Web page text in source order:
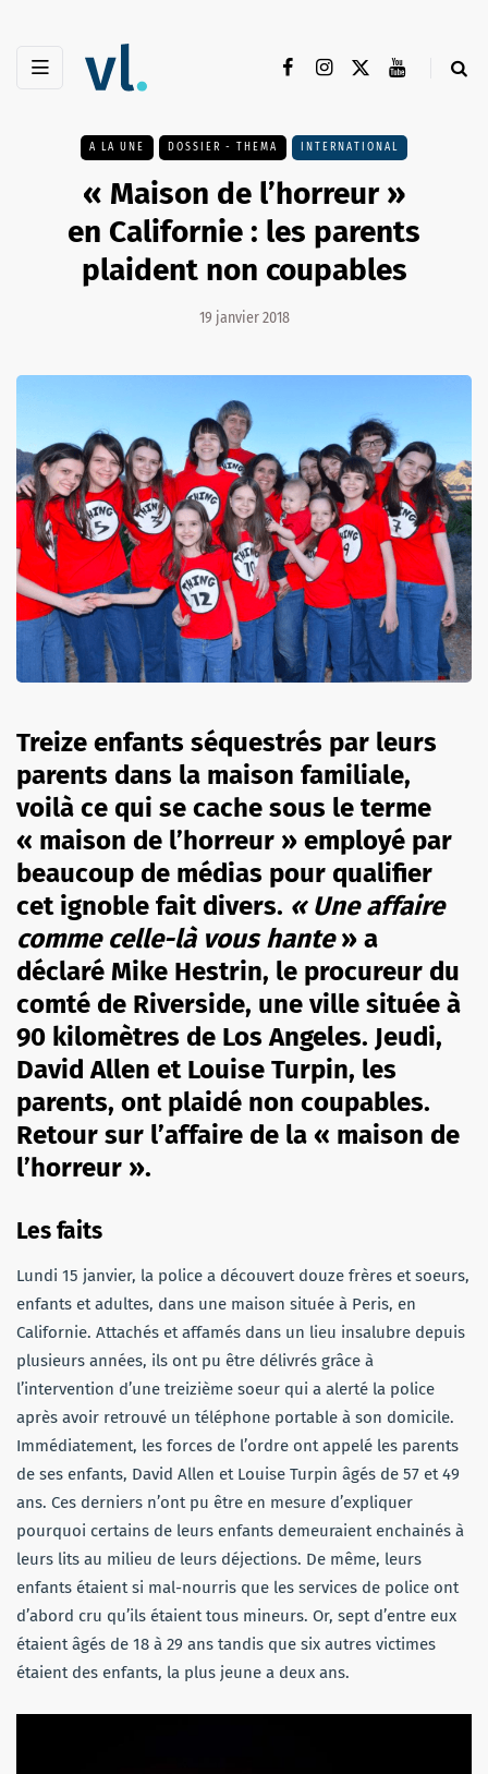
A LA UNE DOSSIER - THEMA INTERNATIONAL
« Maison de l’horreur »
en Californie : les parents
plaident non coupables
19 janvier 2018
Treize enfants séquestrés par leurs
parents dans la maison familiale,
voilà ce qui se cache sous le terme
« maison de l’horreur » employé par
beaucoup de médias pour qualifier
cet ignoble fait divers. « Une affaire
comme celle-là vous hante» a
déclaré Mike Hestrin, le procureur du
comté de Riverside, une ville située à
90 kilomètres de Los Angeles. Jeudi,
David Allen et Louise Turpin, les
parents, ont plaidé non coupables.
Retour sur l’affaire de la « maison de
l’horreur ».
Les faits
Lundi 15 janvier, la police a découvert douze frères et soeurs,
enfants et adultes, dans une maison située à Peris, en
Californie. Attachés et affamés dans un lieu insalubre depuis
plusieurs années, ils ont pu être délivrés grâce à
l’intervention d’une treizième soeur qui a alerté la police
après avoir retrouvé un téléphone portable à son domicile.
Immédiatement, les forces de l’ordre ont appelé les parents
de ses enfants, David Allen et Louise Turpin âgés de 57 et 49
ans. Ces derniers n’ont pu être en mesure d’expliquer
pourquoi certains de leurs enfants demeuraient enchainés à
leurs lits au milieu de leurs déjections. De même, leurs
enfants étaient si mal-nourris que les services de police ont
d’abord cru qu’ils étaient tous mineurs. Or, sept d’entre eux
étaient âgés de 18 à 29 ans tandis que six autres victimes
étaient des enfants, la plus jeune a deux ans.